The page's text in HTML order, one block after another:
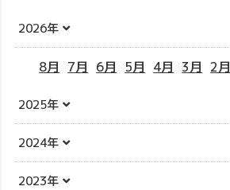
2026年
8月 7月 6月 5月 4月 3月 2月
2025年
2024年
2023年